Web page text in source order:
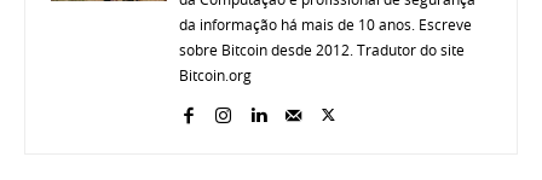
da informação há mais de 10 anos. Escreve
sobre Bitcoin desde 2012. Tradutor do site
Bitcoin.org